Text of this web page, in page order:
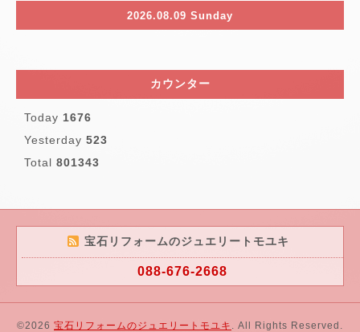
2026.08.09 Sunday
カウンター
Today 1676
Yesterday 523
Total 801343
宝石リフォームのジュエリートモユキ
088-676-2668
©2026 宝石リフォームのジュエリートモユキ . All Rights Reserved.